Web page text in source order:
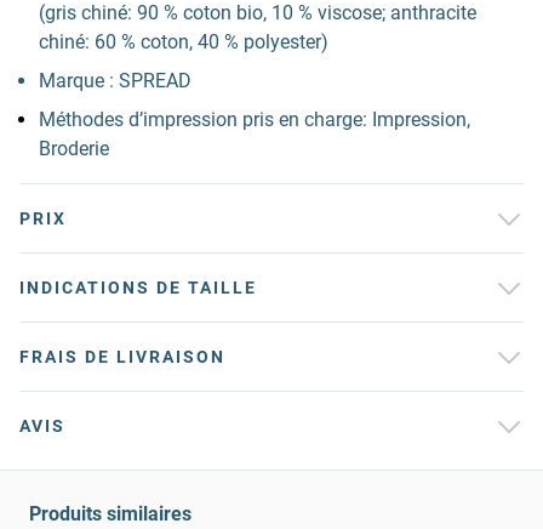
(gris chiné: 90 % coton bio, 10 % viscose; anthracite
chiné: 60 % coton, 40 % polyester)
Marque : SPREAD
Méthodes d’impression pris en charge: Impression,
Broderie
PRIX
INDICATIONS DE TAILLE
FRAIS DE LIVRAISON
AVIS
Produits similaires